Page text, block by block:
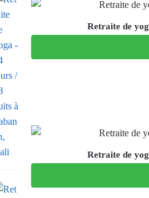
Retraite de
Retraite de